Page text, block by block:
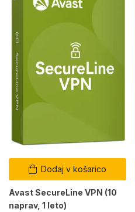
Dodaj v košarico
Avast SecureLine VPN (10
naprav, 1 leto)